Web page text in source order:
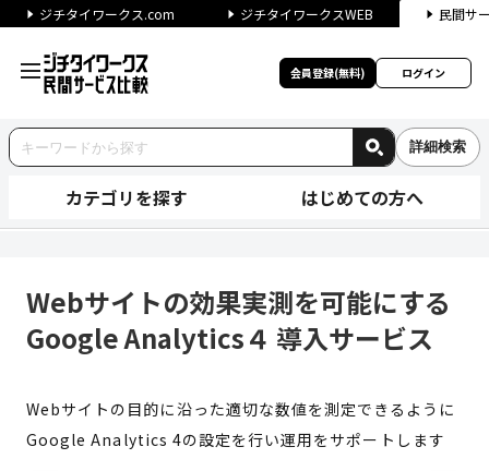
ジチタイワークス.com ジチタイワークスWEB 民間サ
会員登録(無料) ログイン
詳細検索
カテゴリを探す はじめての方へ
Webサイトの効果実測を可能にする
Google Analytics４ 導入サービス
Webサイトの目的に沿った適切な数値を測定できるように
Google Analytics 4の設定を行い運用をサポートします